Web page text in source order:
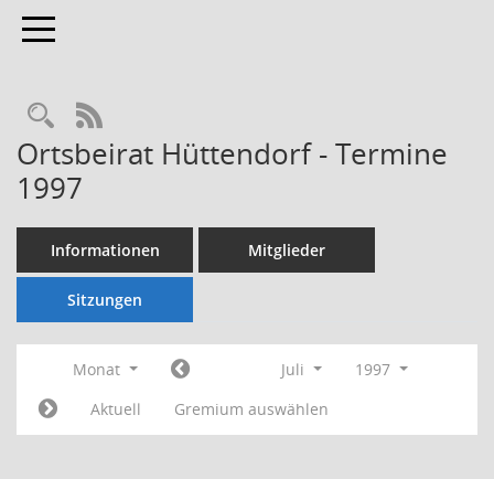
Toggle navigation
Rechercheauswahl
RSS-Feed
Ortsbeirat Hüttendorf - Termine
1997
Informationen Mitglieder
Sitzungen
Monat Juli
1997
Aktuell
Gremium auswählen